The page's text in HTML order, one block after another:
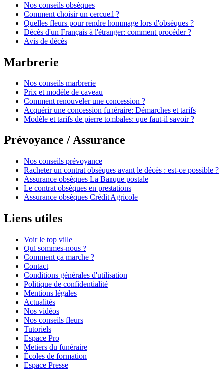
Nos conseils obsèques
Comment choisir un cercueil ?
Quelles fleurs pour rendre hommage lors d'obsèques ?
Décès d'un Français à l'étranger: comment procéder ?
Avis de décès
Marbrerie
Nos conseils marbrerie
Prix et modèle de caveau
Comment renouveler une concession ?
Acquérir une concession funéraire: Démarches et tarifs
Modèle et tarifs de pierre tombales: que faut-il savoir ?
Prévoyance / Assurance
Nos conseils prévoyance
Racheter un contrat obsèques avant le décès : est-ce possible ?
Assurance obsèques La Banque postale
Le contrat obsèques en prestations
Assurance obsèques Crédit Agricole
Liens utiles
Voir le top ville
Qui sommes-nous ?
Comment ça marche ?
Contact
Conditions générales d'utilisation
Politique de confidentialité
Mentions légales
Actualités
Nos vidéos
Nos conseils fleurs
Tutoriels
Espace Pro
Metiers du funéraire
Écoles de formation
Espace Presse